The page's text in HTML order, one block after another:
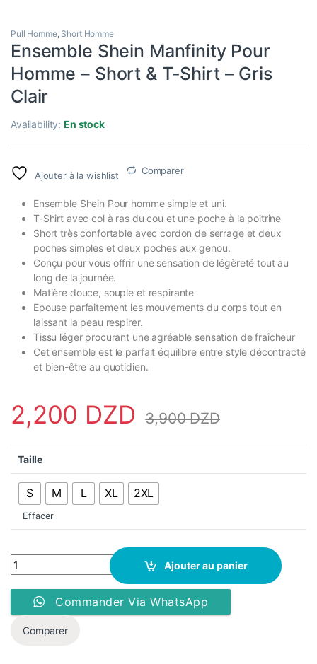
Pull Homme, Short Homme
Ensemble Shein Manfinity Pour
Homme – Short & T-Shirt – Gris
Clair
Availability:En stock
Ajouter à la wishlist Comparer
Ensemble Shein Pour homme simple et uni.
T-Shirt avec col à ras du cou et une poche à la poitrine
Short très confortable avec cordon de serrage et deux
poches simples et deux poches aux genou.
Conçu pour vous offrir une sensation de légèreté tout au
long de la journée.
Matière douce, souple et respirante
Epouse parfaitement les mouvements du corps tout en
laissant la peau respirer.
Tissu léger procurant une agréable sensation de fraîcheur
Cet ensemble est le parfait équilibre entre style décontracté
et bien-être au quotidien.
2,200 DZD 3,900DZD
Taille
S M L XL 2XL
Effacer
Ensemble Shein Manfinity Pour Homme - Short & T-Shirt - Gris
Ajouter au panier
Commander Via WhatsApp
Comparer